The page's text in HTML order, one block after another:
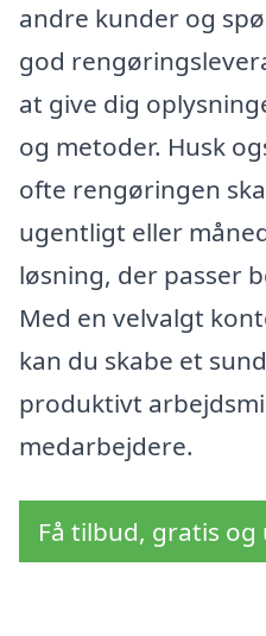
andre kunder og
god
at give dig
og metoder. Husk
ofte rengøringen
ugentligt eller
løsning, der passer
Med en velvalgt
kan du skabe et
produktivt
medarbejdere.
Få tilbud, gratis